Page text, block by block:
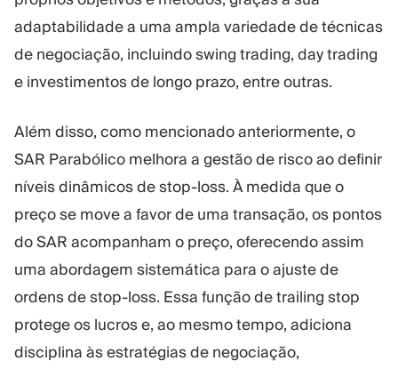
adaptabilidade a uma ampla variedade de técnicas
de negociação, incluindo swing trading, day trading
e investimentos de longo prazo, entre outras.
Além disso, como mencionado anteriormente, o
SAR Parabólico melhora a gestão de risco ao definir
níveis dinâmicos de stop-loss. À medida que o
preço se move a favor de uma transação, os pontos
do SAR acompanham o preço, oferecendo assim
uma abordagem sistemática para o ajuste de
ordens de stop-loss. Essa função de trailing stop
protege os lucros e, ao mesmo tempo, adiciona
disciplina às estratégias de negociação,